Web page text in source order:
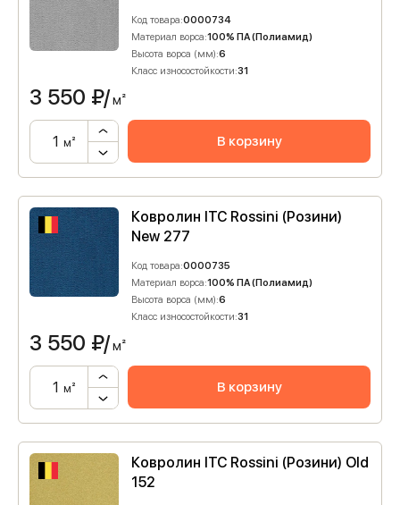
Код товара:0000734
Материал ворса:100% ПА (Полиамид)
Высота ворса (мм):6
Класс износостойкости:31
3 550 ₽/м²
м² В корзину
Ковролин ITC Rossini (Розини)
New 277
Код товара:0000735
Материал ворса:100% ПА (Полиамид)
Высота ворса (мм):6
Класс износостойкости:31
3 550 ₽/м²
м² В корзину
Ковролин ITC Rossini (Розини) Old
152